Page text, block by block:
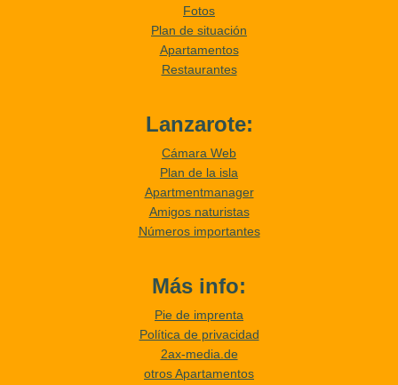
Fotos
Plan de situación
Apartamentos
Restaurantes
Lanzarote:
Cámara Web
Plan de la isla
Apartmentmanager
Amigos naturistas
Números importantes
Más info:
Pie de imprenta
Política de privacidad
2ax-media.de
otros Apartamentos